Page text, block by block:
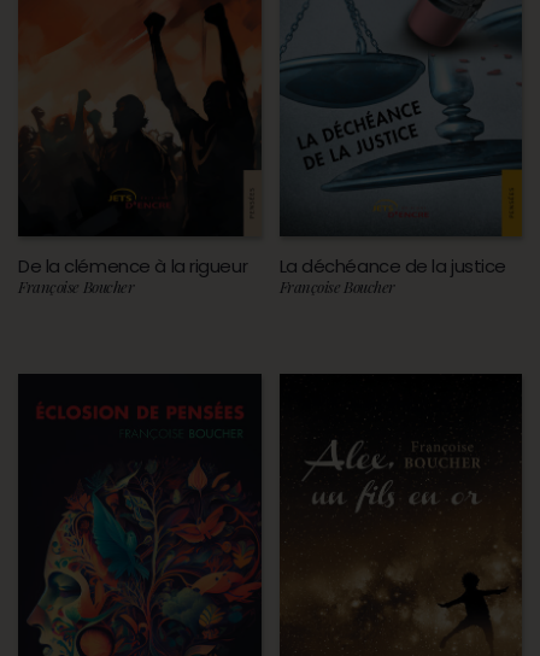
De la clémence à la rigueur
Françoise Boucher
La déchéance de la justice
Françoise Boucher